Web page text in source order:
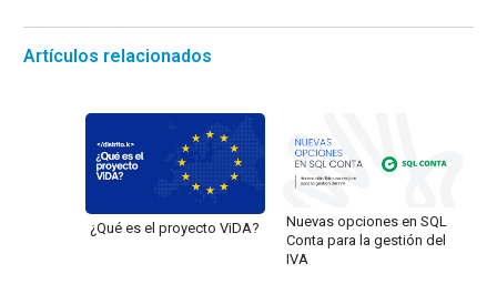
Artículos relacionados
¿Qué es el proyecto ViDA?
Nuevas opciones en SQL
Conta para la gestión del
IVA